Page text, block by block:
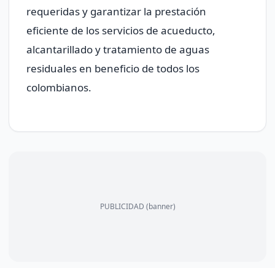
requeridas y garantizar la prestación
eficiente de los servicios de acueducto,
alcantarillado y tratamiento de aguas
residuales en beneficio de todos los
colombianos.
PUBLICIDAD (banner)